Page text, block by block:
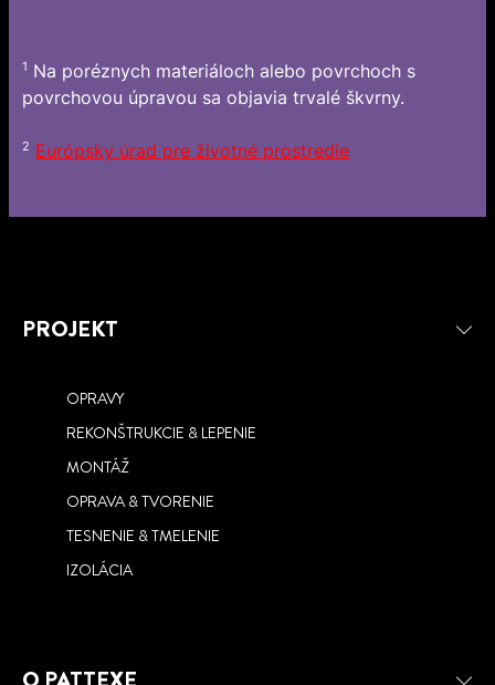
1 Na poréznych materiáloch alebo povrchoch s
povrchovou úpravou sa objavia trvalé škvrny.
2 Európsky úrad pre životné prostredie
PROJEKT
OPRAVY
REKONŠTRUKCIE & LEPENIE
MONTÁŽ
OPRAVA & TVORENIE
TESNENIE & TMELENIE
IZOLÁCIA